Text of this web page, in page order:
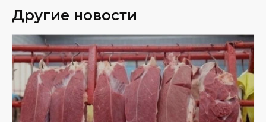
Другие новости